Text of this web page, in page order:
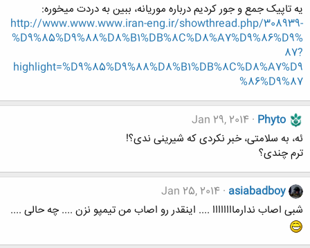
یه تاپیک جمع و جور کردیم درباره موریانه، ببین به دردت میخوره:
http://www.www.www.iran-eng.ir/showthread.php/308939-
%D9%85%D9%88%D8%B1%DB%8C%D8%A7%D9%86%D9%
87?
highlight=%D9%85%D9%88%D8%B1%DB%8C%D8%A7%D9
%86%D9%87
Phyto
Jan 29, 2014
ئه، به سلامتی، خبر نکردی که شیرینی ندی؟!
ترم چندی؟
asiabadboy
Jan 25, 2014
شبی اصاب ندارماااااااا .... اینقدر رو اصاب من تیمپو نزن .... چه حالی ....